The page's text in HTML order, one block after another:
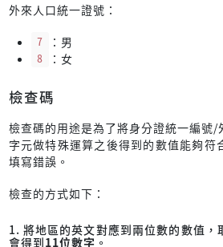
外來人口統一證號：
7
：男
8
：女
檢查碼
檢查碼的用途是為了將身分證統一編號/
字元做特殊運算之後得到的數值能夠符
填寫錯誤。
檢查的方式如下：
1. 將地區的英文對應到兩位數的數值，
會得到11位數字 。